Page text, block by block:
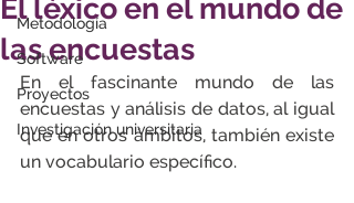
Metodología
Software
Proyectos
Investigación universitaria
El léxico en el mundo de
las encuestas
En el fascinante mundo de las
encuestas y análisis de datos, al igual
que en otros ámbitos, también existe
un vocabulario específico.